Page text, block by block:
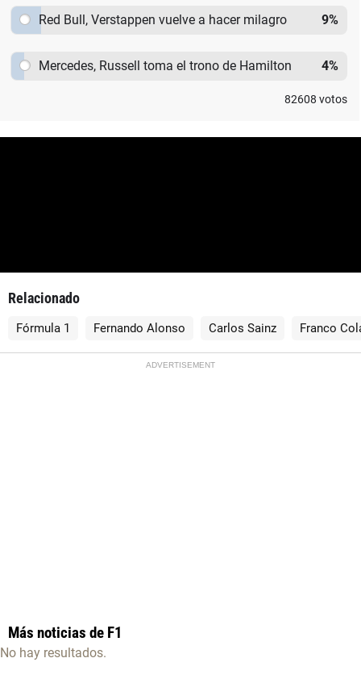
Red Bull, Verstappen vuelve a hacer milagro 9%
Mercedes, Russell toma el trono de Hamilton 4%
82608 votos
Relacionado
Fórmula 1 Fernando Alonso Carlos Sainz Franco
ADVERTISEMENT
Más noticias de F1
No hay resultados.